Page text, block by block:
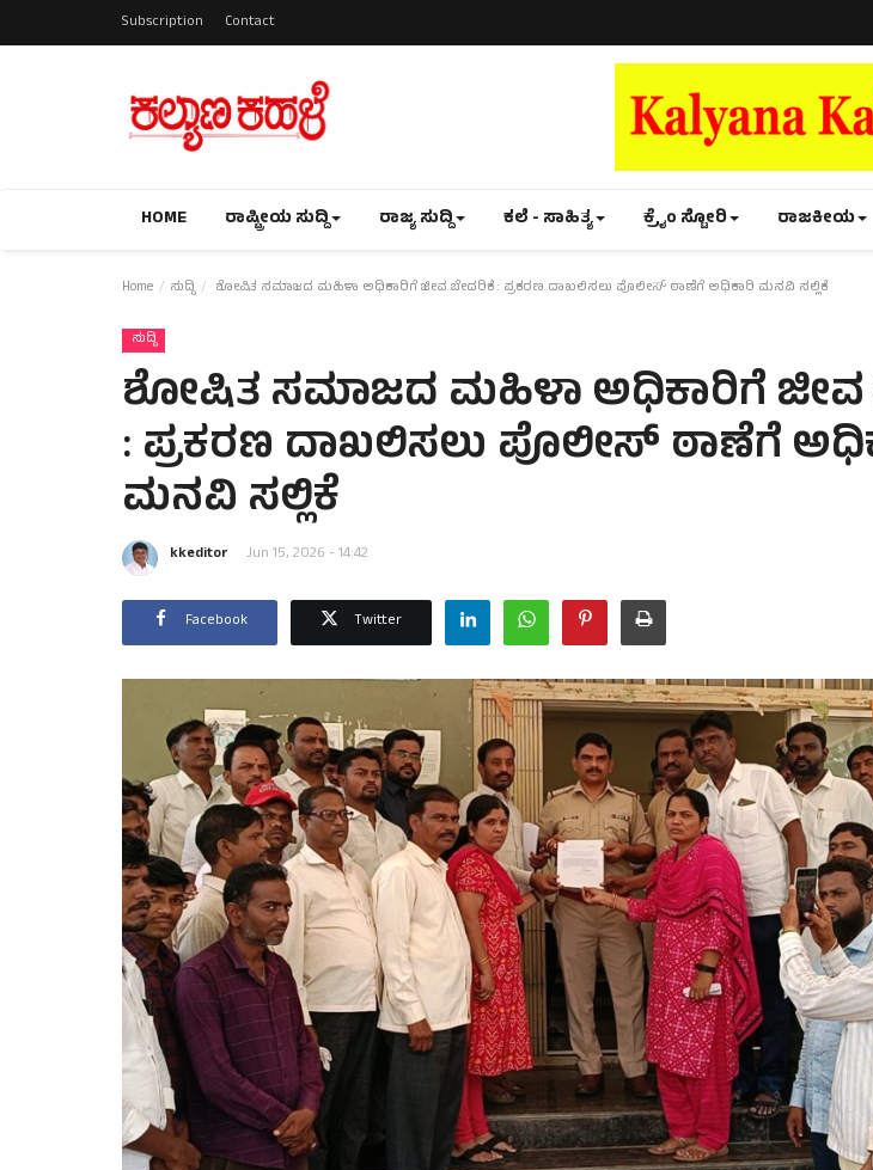
Subscription Contact
HOME ರಾಷ್ಟ್ರೀಯ ಸುದ್ದಿ ರಾಜ್ಯ ಸುದ್ದಿ ಕಲೆ - ಸಾಹಿತ್ಯ ಕ್ರೈಂ ಸ್ಟೋರಿ ರಾಜಕೀಯ
Home ಸುದ್ದಿ ಶೋಷಿತ ಸಮಾಜದ ಮಹಿಳಾ ಅಧಿಕಾರಿಗೆ ಜೀವ ಬೇದರಿಕೆ : ಪ್ರಕರಣ ದಾಖಲಿಸಲು ಪೊಲೀಸ್ ಠಾಣೆಗೆ ಅಧಿಕಾರಿ ಮನವಿ ಸಲ್ಲಿಕೆ
ಸುದ್ದಿ
ಶೋಷಿತ ಸಮಾಜದ ಮಹಿಳಾ ಅಧಿಕಾರಿಗೆ ಜೀವ
: ಪ್ರಕರಣ ದಾಖಲಿಸಲು ಪೊಲೀಸ್ ಠಾಣೆಗೆ
ಮನವಿ ಸಲ್ಲಿಕೆ
kkeditor Jun 15, 2026 - 14:42
Facebook Twitter